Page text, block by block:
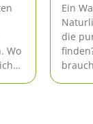
Wo
Ein
die